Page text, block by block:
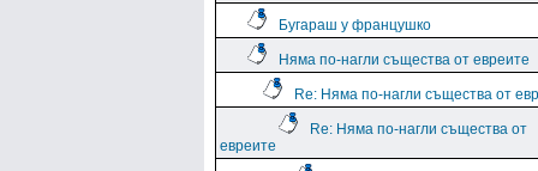
Бугараш у францушко
Няма по-нагли същества от евреите
Re: Няма по-нагли същества от
Re: Няма по-нагли същества от
евреите